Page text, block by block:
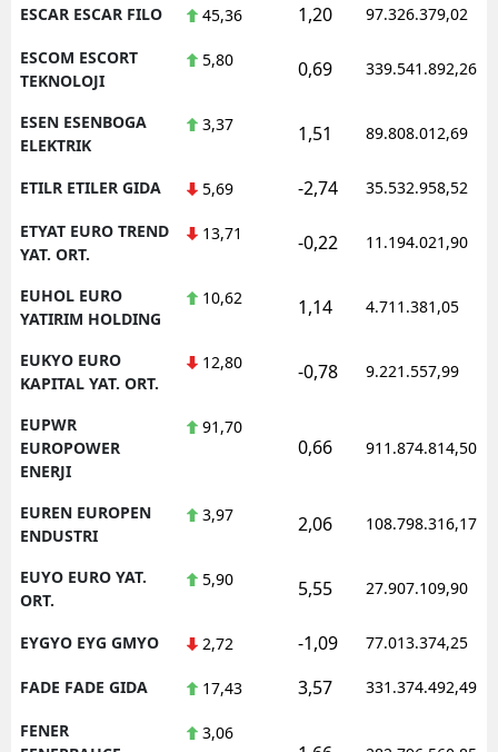
ESCAR ESCAR FILO 45,36 1,20 97.326.379,02
ESCOM ESCORT
TEKNOLOJI
5,80 0,69 339.541.892,26
ESEN ESENBOGA
ELEKTRIK
3,37 1,51 89.808.012,69
ETILR ETILER GIDA 5,69 -2,74 35.532.958,52
ETYAT EURO TREND
YAT. ORT.
13,71 -0,22 11.194.021,90
EUHOL EURO
YATIRIM HOLDING
10,62 1,14 4.711.381,05
EUKYO EURO
KAPITAL YAT. ORT.
12,80 -0,78 9.221.557,99
EUPWR
EUROPOWER
ENERJI
91,70
0,66 911.874.814,50
EUREN EUROPEN
ENDUSTRI
3,97 2,06 108.798.316,17
EUYO EURO YAT.
ORT.
5,90 5,55 27.907.109,90
EYGYO EYG GMYO 2,72 -1,09 77.013.374,25
FADE FADE GIDA 17,43 3,57 331.374.492,49
FENER
3,06